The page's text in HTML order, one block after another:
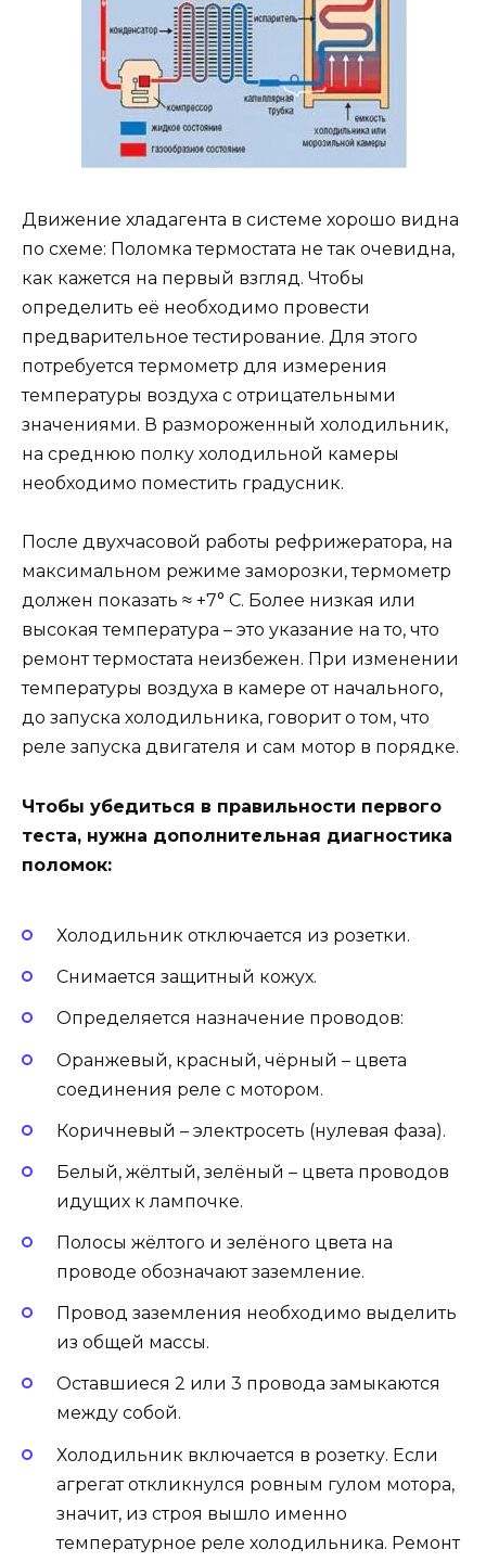
Движение хладагента в системе хорошо видна
по схеме: Поломка термостата не так очевидна,
как кажется на первый взгляд. Чтобы
определить её необходимо провести
предварительное тестирование. Для этого
потребуется термометр для измерения
температуры воздуха с отрицательными
значениями. В размороженный холодильник,
на среднюю полку холодильной камеры
необходимо поместить градусник.
После двухчасовой работы рефрижератора, на
максимальном режиме заморозки, термометр
должен показать ≈ +7° C. Более низкая или
высокая температура – это указание на то, что
ремонт термостата неизбежен. При изменении
температуры воздуха в камере от начального,
до запуска холодильника, говорит о том, что
реле запуска двигателя и сам мотор в порядке.
Чтобы убедиться в правильности первого
теста, нужна дополнительная диагностика
поломок:
Холодильник отключается из розетки.
Снимается защитный кожух.
Определяется назначение проводов:
Оранжевый, красный, чёрный – цвета
соединения реле с мотором.
Коричневый – электросеть (нулевая фаза).
Белый, жёлтый, зелёный – цвета проводов
идущих к лампочке.
Полосы жёлтого и зелёного цвета на
проводе обозначают заземление.
Провод заземления необходимо выделить
из общей массы.
Оставшиеся 2 или 3 провода замыкаются
между собой.
Холодильник включается в розетку. Если
агрегат откликнулся ровным гулом мотора,
значит, из строя вышло именно
температурное реле холодильника. Ремонт